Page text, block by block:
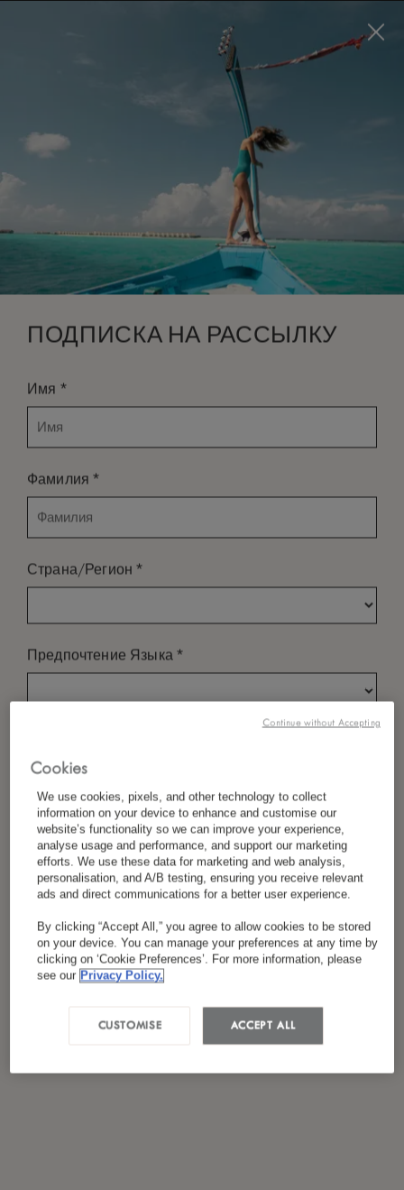
to enhance your experience
and make your visit easier and more comfortable.
ЗАБРОНИРОВАТЬ
БЕСПЛАТНАЯ ОТМЕНА
ПОДПИСКА НА РАССЫЛКУ
Имя *
Фамилия*
Страна/Регион*
Предпочтение Языка*
Я ознакомился(лась) и согласен(на) с
политикой конфиденциальности *
Cookies
We use cookies, pixels, and other technology to collect
information on your device to enhance and customise our
website’s functionality so we can improve your experience,
analyse usage and performance, and support our marketing
efforts. We use these data for marketing and web analysis,
personalisation, and A/B testing, ensuring you receive relevant
ads and direct communications for a better user experience.
By clicking “Accept All,” you agree to allow cookies to be stored
on your device. You can manage your preferences at any time by
clicking on ‘Cookie Preferences’. For more information, please
see our Privacy Policy.
ACCEPT ALL
CUSTOMISE
Continue without Accepting